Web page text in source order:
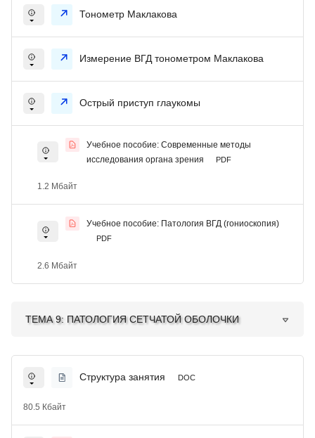
Тонометр Маклакова
Измерение ВГД тонометром Маклакова
Острый приступ глаукомы
Учебное пособие: Современные методы
исследования органа зрения
PDF
1.2 Мбайт
Учебное пособие: Патология ВГД (гониоскопия)
PDF
2.6 Мбайт
ТЕМА 9: ПАТОЛОГИЯ СЕТЧАТОЙ ОБОЛОЧКИ
Структура занятия DOC
80.5 Кбайт